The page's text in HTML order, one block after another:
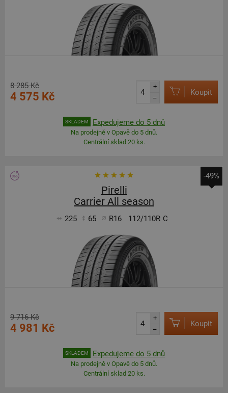
8 285 Kč
4 575 Kč
+
–
Koupit
SKLADEM Expedujeme do 5 dnů
Na prodejně v Opavě do 5 dnů.
Centrální sklad 20 ks.
-49%
Pirelli
Carrier All season
225 65 R16 112/110R C
9 716 Kč
4 981 Kč
+
–
Koupit
SKLADEM Expedujeme do 5 dnů
Na prodejně v Opavě do 5 dnů.
Centrální sklad 20 ks.